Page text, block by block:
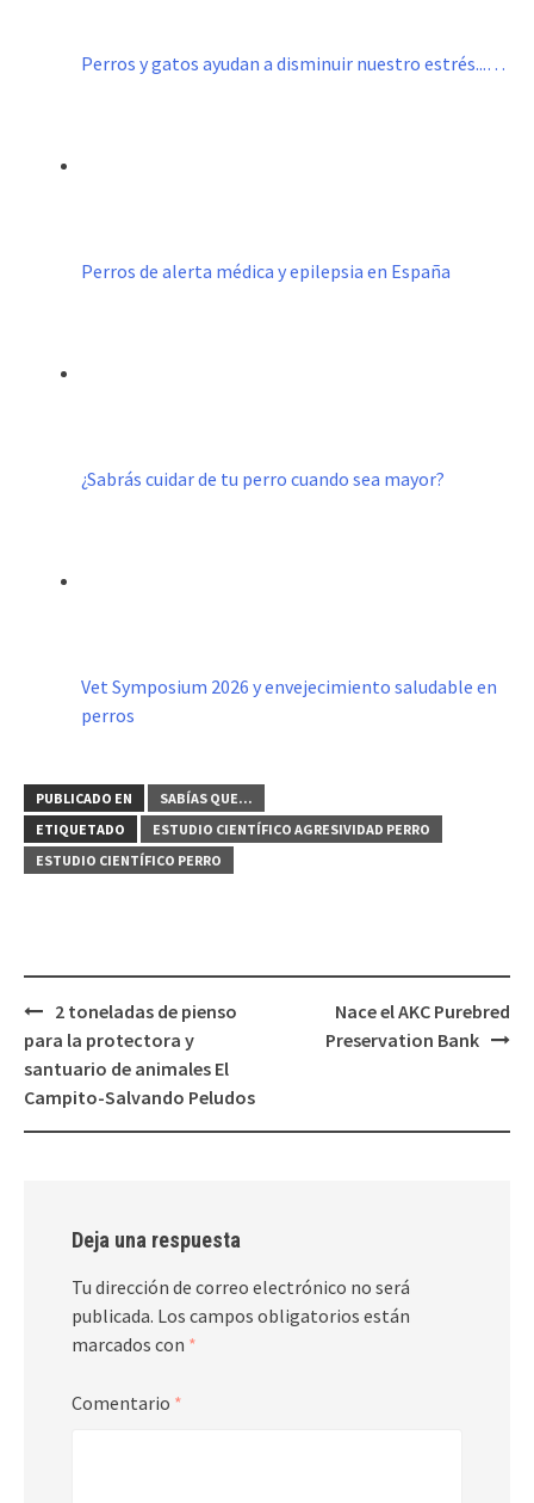
Perros y gatos ayudan a disminuir nuestro estrés...…
Perros de alerta médica y epilepsia en España
¿Sabrás cuidar de tu perro cuando sea mayor?
Vet Symposium 2026 y envejecimiento saludable en
perros
PUBLICADO EN
SABÍAS QUE...
ETIQUETADO
ESTUDIO CIENTÍFICO AGRESIVIDAD PERRO
ESTUDIO CIENTÍFICO PERRO
Navegación
de
entradas
2 toneladas de pienso
para la protectora y
santuario de animales El
Campito-Salvando Peludos
Nace el AKC Purebred
Preservation Bank
Deja una respuesta
Tu dirección de correo electrónico no será
publicada. Los campos obligatorios están
marcados con *
Comentario *